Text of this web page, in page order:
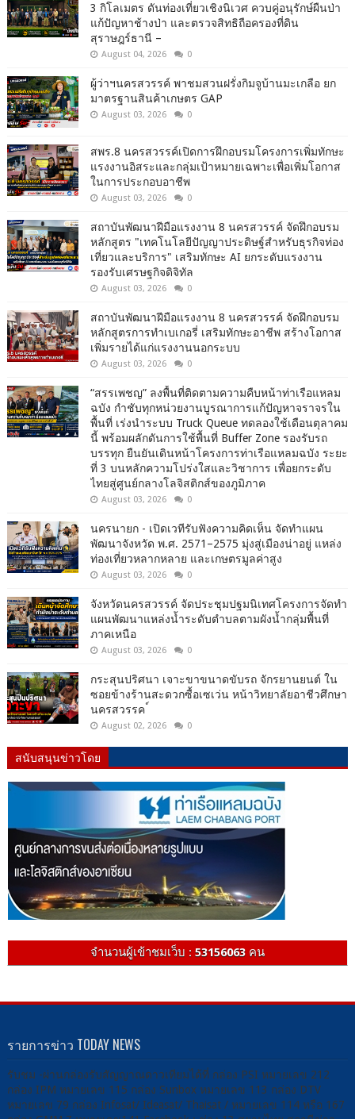
3 กิโลเมตร ดันท่องเที่ยวเชิงนิเวศ ควบคู่อนุรักษ์ผืนป่า
แก้ปัญหาช้างป่า และตรวจสิทธิถือครองที่ดิน
สุราษฎร์ธานี –
August 04, 2026 0
ผู้ว่าฯนครสวรรค์ พาชมสวนฝรั่งกิมจูบ้านมะเกลือ ยก
มาตรฐานสินค้าเกษตร GAP
August 03, 2026 0
สพร.8 นครสวรรค์เปิดการฝึกอบรมโครงการเพิ่มทักษะ
แรงงานอิสระและกลุ่มเป้าหมายเฉพาะเพื่อเพิ่มโอกาส
ในการประกอบอาชีพ
August 03, 2026 0
สถาบันพัฒนาฝีมือแรงงาน 8 นครสวรรค์ จัดฝึกอบรม
หลักสูตร "เทคโนโลยีปัญญาประดิษฐ์สำหรับธุรกิจท่อง
เที่ยวและบริการ" เสริมทักษะ AI ยกระดับแรงงาน
รองรับเศรษฐกิจดิจิทัล
August 03, 2026 0
สถาบันพัฒนาฝีมือแรงงาน 8 นครสวรรค์ จัดฝึกอบรม
หลักสูตรการทำเบเกอรี่ เสริมทักษะอาชีพ สร้างโอกาส
เพิ่มรายได้แก่แรงงานนอกระบบ
August 03, 2026 0
“สรรเพชญ” ลงพื้นที่ติดตามความคืบหน้าท่าเรือแหลม
ฉบัง กำชับทุกหน่วยงานบูรณาการแก้ปัญหาจราจรใน
พื้นที่ เร่งนำระบบ Truck Queue ทดลองใช้เดือนตุลาคม
นี้ พร้อมผลักดันการใช้พื้นที่ Buffer Zone รองรับรถ
บรรทุก ยืนยันเดินหน้าโครงการท่าเรือแหลมฉบัง ระยะ
ที่ 3 บนหลักความโปร่งใสและวิชาการ เพื่อยกระดับ
ไทยสู่ศูนย์กลางโลจิสติกส์ของภูมิภาค
August 03, 2026 0
นครนายก - เปิดเวทีรับฟังความคิดเห็น จัดทำแผน
พัฒนาจังหวัด พ.ศ. 2571–2575 มุ่งสู่เมืองน่าอยู่ แหล่ง
ท่องเที่ยวหลากหลาย และเกษตรมูลค่าสูง
August 03, 2026 0
จังหวัดนครสวรรค์ จัดประชุมปฐมนิเทศโครงการจัดทำ
แผนพัฒนาแหล่งน้ำระดับตำบลตามผังน้ำกลุ่มพื้นที่
ภาคเหนือ
August 03, 2026 0
กระสุนปริศนา เจาะขาขนาดขับรถ จักรยานยนต์ ใน
ซอยข้างร้านสะดวกซื้อเซเว่น หน้าวิทยาลัยอาชีวศึกษา
นครสวรรค ์
August 02, 2026 0
สนับสนุนข่าวโดย
จำนวนผู้เข้าชมเว็บ : 53156063คน
รายการข่าว TODAY NEWS
รับชม -ผ่านกล่องรับสัญญาณดาวเทียมได้ที่ กล่อง PSI หมายเลข 212
กล่อง IPM หมายเลข 115 กล่อง Sunbox หมายเลข 113 กล่อง DTV
หมายเลข 79 กล่อง Infosat/ Ideasat/ Thaisat / หมายเลข 114 หรือ 167